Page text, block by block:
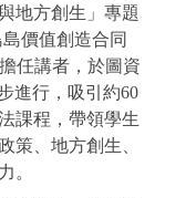
地方創生」專題
價值創造合同
任講者，於圖資
進行，吸引約60
課程，帶領學生
策、地方創生、
。